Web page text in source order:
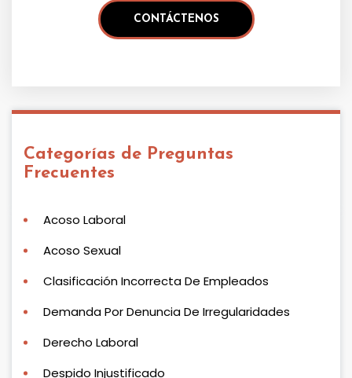
Categorías de Preguntas
Frecuentes
Acoso Laboral
Acoso Sexual
Clasificación Incorrecta De Empleados
Demanda Por Denuncia De Irregularidades
Derecho Laboral
Despido Injustificado